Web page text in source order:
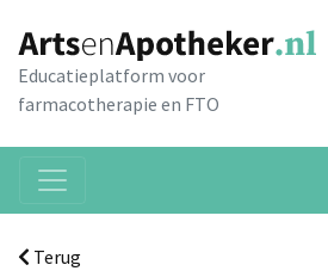
Educatieplatform voor
farmacotherapie en FTO
Terug